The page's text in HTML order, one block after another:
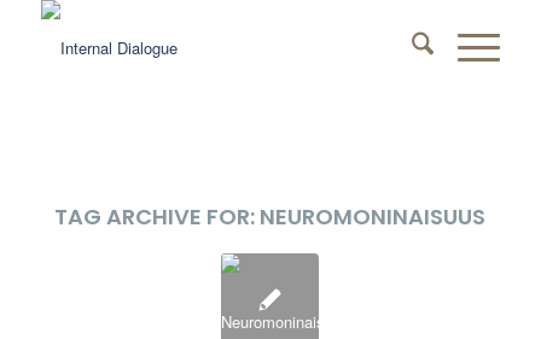
TAG ARCHIVE FOR: NEUROMONINAISUUS